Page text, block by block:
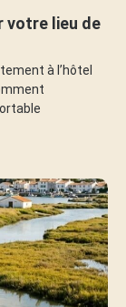
votre lieu de
à l’hôtel